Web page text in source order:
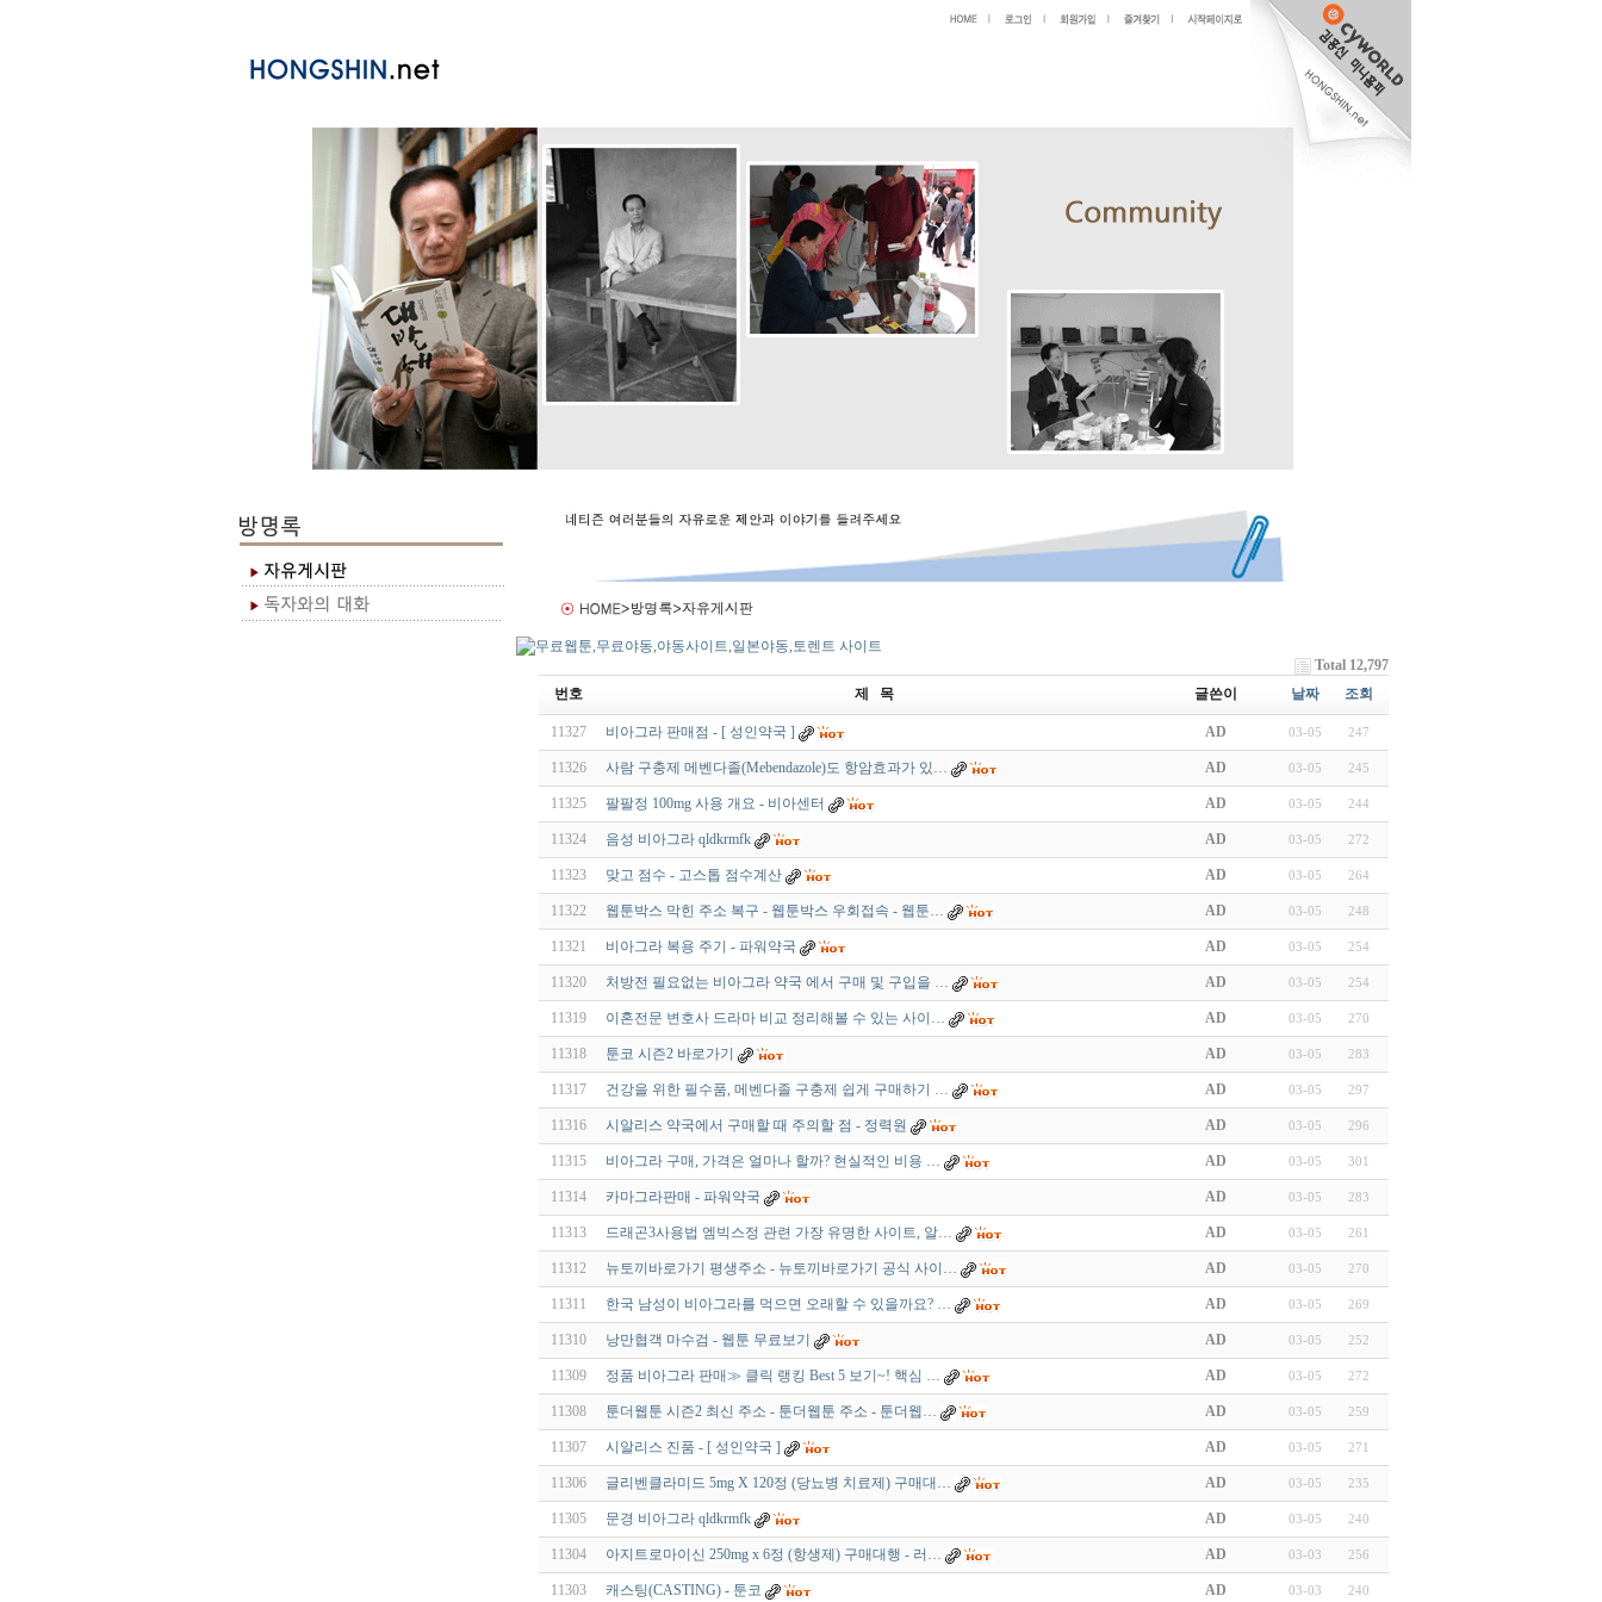
Total 12,797
번호
제 목 글쓴이 날짜 조회
11327 비아그라 판매점 - [ 성인약국 ] AD 03-05 247
11326 사람 구충제 메벤다졸(Mebendazole)도 항암효과가 있… AD 03-05 245
11325 팔팔정 100mg 사용 개요 - 비아센터 AD 03-05 244
11324 음성 비아그라 qldkrmfk AD 03-05 272
11323 맞고 점수 - 고스톱 점수계산 AD 03-05 264
11322 웹툰박스 막힌 주소 복구 - 웹툰박스 우회접속 - 웹툰… AD 03-05 248
11321 비아그라 복용 주기 - 파워약국 AD 03-05 254
11320 처방전 필요없는 비아그라 약국 에서 구매 및 구입을 … AD 03-05 254
11319 이혼전문 변호사 드라마 비교 정리해볼 수 있는 사이… AD 03-05 270
11318 툰코 시즌2 바로가기 AD 03-05 283
11317 건강을 위한 필수품, 메벤다졸 구충제 쉽게 구매하기 … AD 03-05 297
11316 시알리스 약국에서 구매할 때 주의할 점 - 정력원 AD 03-05 296
11315 비아그라 구매, 가격은 얼마나 할까? 현실적인 비용 … AD 03-05 301
11314 카마그라판매 - 파워약국 AD 03-05 283
11313 드래곤3사용법 엠빅스정 관련 가장 유명한 사이트, 알… AD 03-05 261
11312 뉴토끼바로가기 평생주소 - 뉴토끼바로가기 공식 사이… AD 03-05 270
11311 한국 남성이 비아그라를 먹으면 오래할 수 있을까요? … AD 03-05 269
11310 낭만협객 마수검 - 웹툰 무료보기 AD 03-05 252
11309 정품 비아그라 판매≫ 클릭 랭킹 Best 5 보기~! 핵심 … AD 03-05 272
11308 툰더웹툰 시즌2 최신 주소 - 툰더웹툰 주소 - 툰더웹… AD 03-05 259
11307 시알리스 진품 - [ 성인약국 ] AD 03-05 271
11306 글리벤클라미드 5mg X 120정 (당뇨병 치료제) 구매대… AD 03-05 235
11305 문경 비아그라 qldkrmfk AD 03-05 240
11304 아지트로마이신 250mg x 6정 (항생제) 구매대행 - 러… AD 03-03 256
11303 캐스팅(CASTING) - 툰코 AD 03-03 240